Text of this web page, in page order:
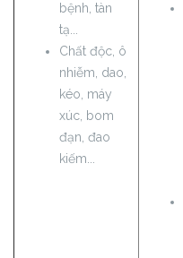
bệnh, tàn
tạ...
Chất độc, ô
nhiễm, dao,
kéo, máy
xúc, bom
đạn, đao
kiếm...